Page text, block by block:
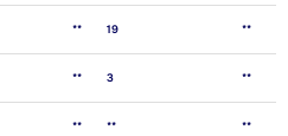
** 19 **
** 3 **
** ** **